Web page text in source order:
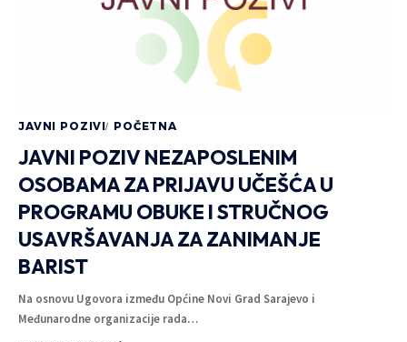
JAVNI POZIVI POČETNA
JAVNI POZIV NEZAPOSLENIM
OSOBAMA ZA PRIJAVU UČEŠĆA U
PROGRAMU OBUKE I STRUČNOG
USAVRŠAVANJA ZA ZANIMANJE
BARIST
Na osnovu Ugovora između Općine Novi Grad Sarajevo i
Međunarodne organizacije rada…